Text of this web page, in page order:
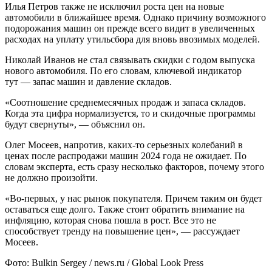
Илья Петров также не исключил роста цен на новые
автомобили в ближайшее время. Однако причину возможного
подорожания машин он прежде всего видит в увеличенных
расходах на уплату утильсбора для вновь ввозимых моделей.
Николай Иванов не стал связывать скидки с годом выпуска
нового автомобиля. По его словам, ключевой индикатор
тут — запас машин и давление складов.
«Соотношение среднемесячных продаж и запаса складов.
Когда эта цифра нормализуется, то и скидочные программы
будут свернуты», — объяснил он.
Олег Мосеев, напротив, каких-то серьезных колебаний в
ценах после распродажи машин 2024 года не ожидает. По
словам эксперта, есть сразу несколько факторов, почему этого
не должно произойти.
«Во-первых, у нас рынок покупателя. Причем таким он будет
оставаться еще долго. Также стоит обратить внимание на
инфляцию, которая снова пошла в рост. Все это не
способствует тренду на повышение цен», — рассуждает
Мосеев.
Фото: Bulkin Sergey / news.ru / Global Look Press